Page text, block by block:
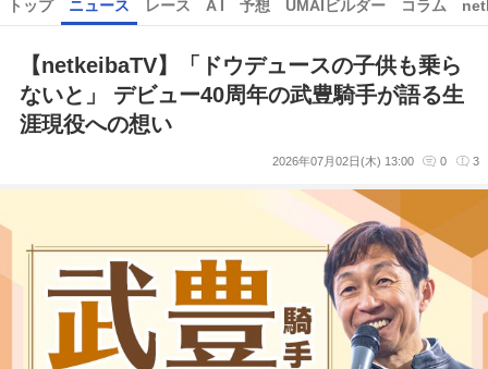
トップ ニュース レース A I 予想 UMAIビルダー コラム
【netkeibaTV】「ドウデュースの子供も乗ら
ないと」 デビュー40周年の武豊騎手が語る生
涯現役への想い
2026年07月02日(木) 13:00 0 3